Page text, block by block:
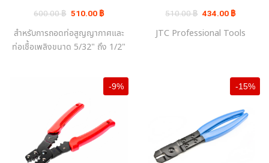
600.00฿ Original
price
600.00 ฿.
510.00 ฿Current
price
510.00 ฿.
สำหรับการถอดท่อสูญญากาศและ
ท่อเชื้อเพลิงขนาด 5/32" ถึง 1/2"
510.00฿
Original
price
510.00 ฿.
434.00 ฿Current
price
434.00 ฿.
JTC Professional Tools
-9% -15%